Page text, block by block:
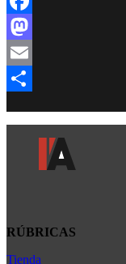
Facebook
Mastodon
Email
RÚBRICAS
Africa
Tienda